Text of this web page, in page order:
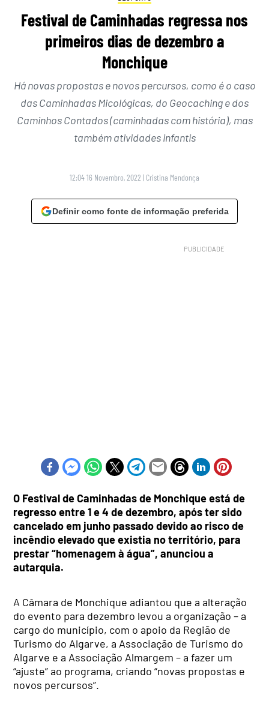
Festival de Caminhadas regressa nos
primeiros dias de dezembro a
Monchique
Há novas propostas e novos percursos, como é o caso
das Caminhadas Micológicas, do Geocaching e dos
Caminhos Contados (caminhadas com história), mas
também atividades infantis
12:04 16 Novembro, 2022 | Cristina Mendonça
Definir como fonte de informação preferida
O Festival de Caminhadas de Monchique está de
regresso entre 1 e 4 de dezembro, após ter sido
cancelado em junho passado devido ao risco de
incêndio elevado que existia no território, para
prestar “homenagem à água”, anunciou a
autarquia.
A Câmara de Monchique adiantou que a alteração
do evento para dezembro levou a organização – a
cargo do município, com o apoio da Região de
Turismo do Algarve, a Associação de Turismo do
Algarve e a Associação Almargem – a fazer um
“ajuste” ao programa, criando “novas propostas e
novos percursos”.